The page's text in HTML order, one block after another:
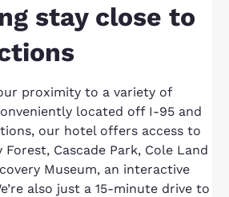
stay close to
proximity to a variety of
located off I-95 and
our hotel offers access to
Cascade Park, Cole Land
Museum, an interactive
also just a 15-minute drive to